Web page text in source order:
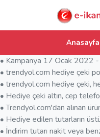
Anasayfa
• Kampanya 17 Ocak 2022 -
• trendyol.com hediye çeki
• trendyol.com hediye çeki,
• Hediye çeki altın, cep
• Trendyol.com'dan alınan
• Hediye edilen tutarların
• İndirim tutarı nakit veya